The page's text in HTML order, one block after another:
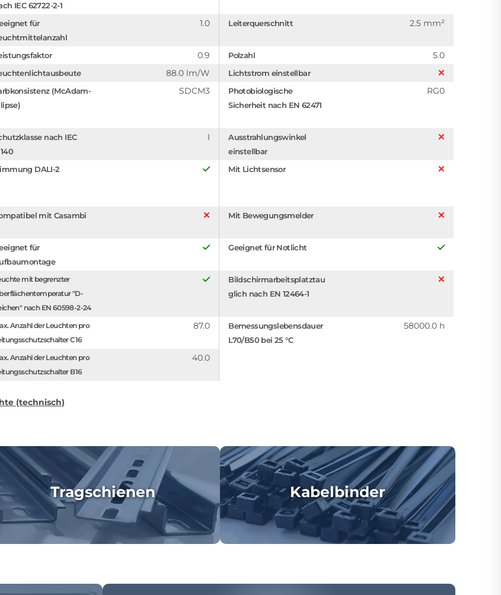
IEC 62722-2-1
für
1.0 Leiterquerschnitt 2.5 mm²
0.9 Polzahl 5.0
88.0 lm/W Lichtstrom einstellbar
(McAdam-
SDCM3
Photobiologische
Sicherheit nach EN 62471
RG0
nach IEC
I
Ausstrahlungswinkel
einstellbar
DALI-2 Mit Lichtsensor
mit Casambi Mit Bewegungsmelder
für
Geeignet für Notlicht
mit begrenzter
"D-
nach EN 60598-2-24
Bildschirmarbeitsplatztau
glich nach EN 12464-1
Anzahl der Leuchten pro
C16
87.0
Bemessungslebensdauer
L70/B50 bei 25 °C
58000.0 h
Anzahl der Leuchten pro
B16
40.0
(technisch)
Tragschienen Kabelbinder